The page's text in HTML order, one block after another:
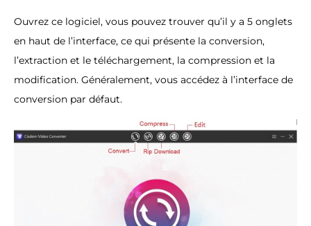
Ouvrez ce logiciel, vous pouvez trouver qu’il y a 5 onglets
en haut de l’interface, ce qui présente la conversion,
l’extraction et le téléchargement, la compression et la
modification. Généralement, vous accédez à l’interface de
conversion par défaut.